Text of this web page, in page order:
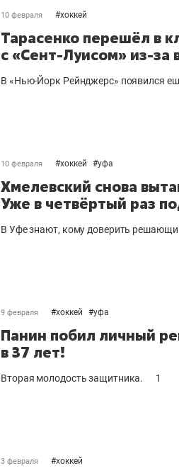
10 февраля #хоккей
Тарасенко перешёл в
с «Сент-Луисом» из-за
В «Нью-Йорк Рейнджерс» появился
10 февраля #хоккей #уфа
Хмелевский снова
Уже в четвёртый раз
В Уфе знают, кому доверить
9 февраля #хоккей #уфа
Панин побил личный
в 37 лет!
Вторая молодость защитника. 1
3 февраля #хоккей